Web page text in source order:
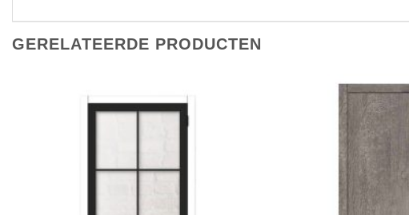
GERELATEERDE PRODUCTEN